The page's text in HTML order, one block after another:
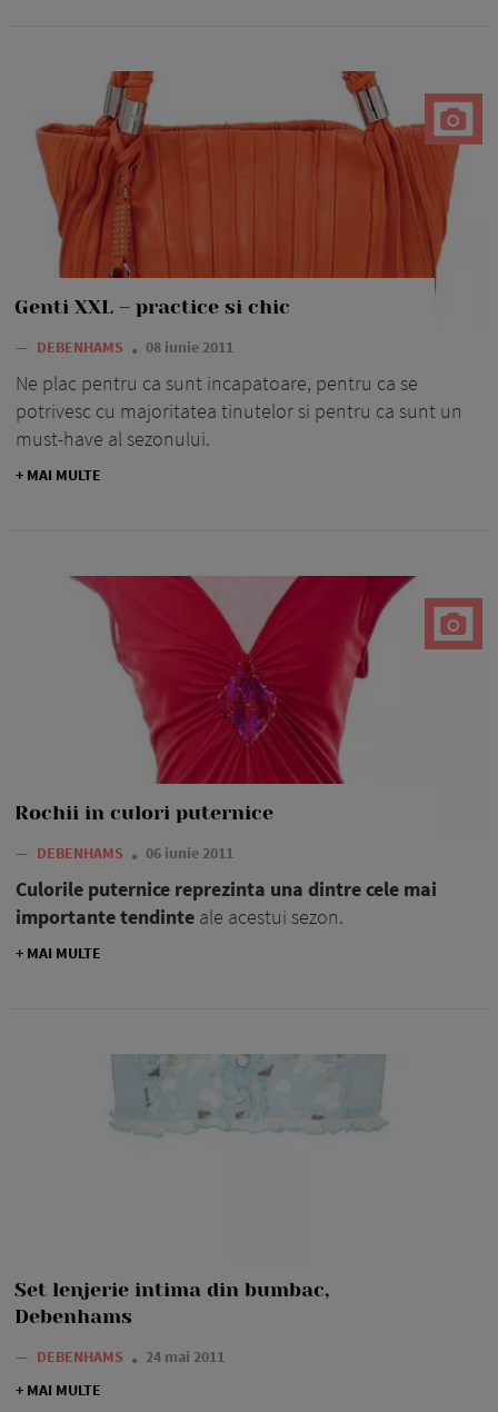
Genti XXL – practice si chic
— DEBENHAMS 08 iunie 2011
Ne plac pentru ca sunt incapatoare, pentru ca se
potrivesc cu majoritatea tinutelor si pentru ca sunt un
must-have al sezonului.
+ MAI MULTE
Rochii in culori puternice
— DEBENHAMS 06 iunie 2011
Culorile puternice reprezinta una dintre cele mai
importante tendinte ale acestui sezon.
+ MAI MULTE
Set lenjerie intima din bumbac,
Debenhams
— DEBENHAMS
24 mai 2011
+ MAI MULTE